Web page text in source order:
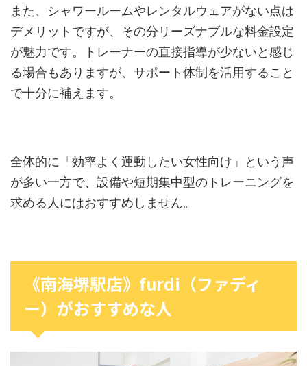
また、シャワールームやレンタルウェアがない点は
デメリットですが、その分リーズナブルな料金設定
が魅力です。トレーナーの直接指導が少ないと感じ
る場合もありますが、サポート体制を活用すること
で十分に補えます。
全体的に「効率よく運動したい女性向け」という声
が多い一方で、設備や短期集中型のトレーニングを
求める人にはおすすめしません。
《南海堺駅店》furdi（ファディ
ー）がおすすめな人